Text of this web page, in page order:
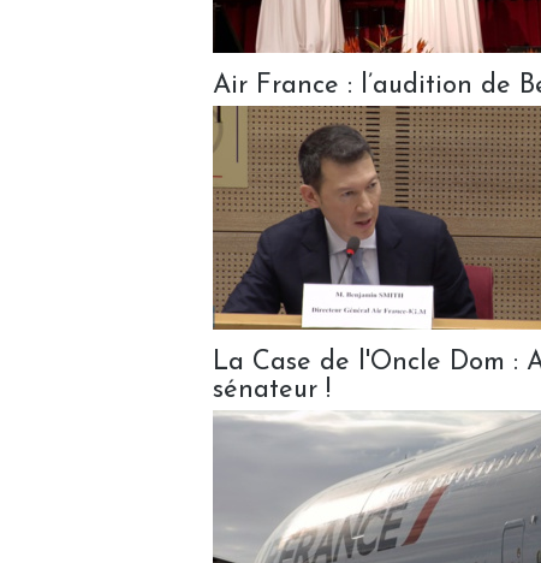
Air France : l’audition de
La Case de l'Oncle Dom :
sénateur !